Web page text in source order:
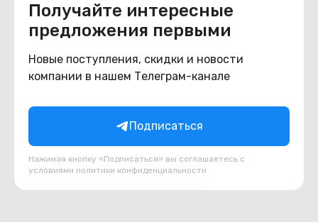
Получайте интересные
предложения первыми
Новые поступления, скидки и новости
компании в нашем Телеграм-канале
Подписаться
Нажимая кнопку «Подписаться» вы соглашаетесь с
условиями политики конфиденциальности
Многофункциональный
1698
В наличии
В корзину
75